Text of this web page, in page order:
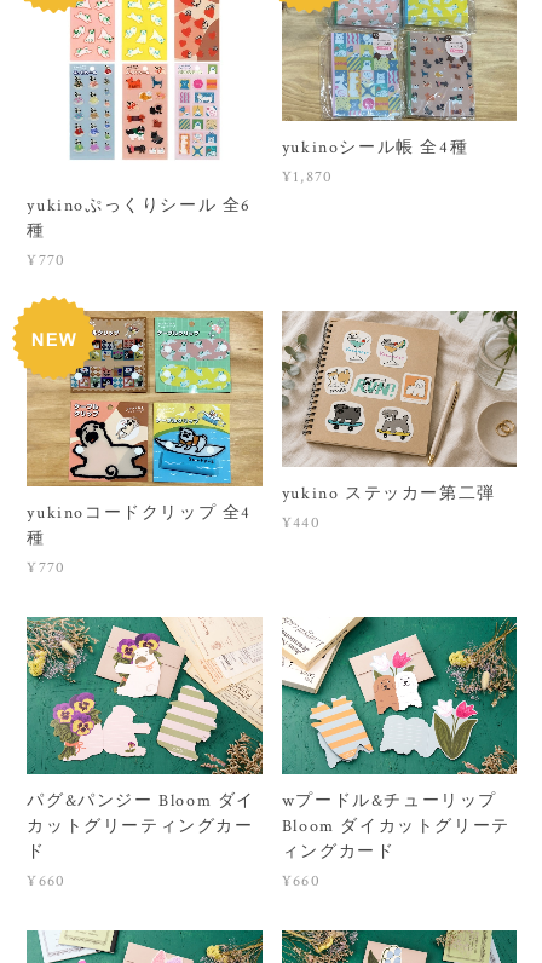
yukinoぷっくりシール 全6
種
¥770
yukinoシール帳 全4種
¥1,870
yukinoコードクリップ 全4
種
¥770
yukino ステッカー第二弾
¥440
パグ&パンジー Bloom ダイ
カットグリーティングカー
ド
¥660
wプードル&チューリップ
Bloom ダイカットグリーテ
ィングカード
¥660